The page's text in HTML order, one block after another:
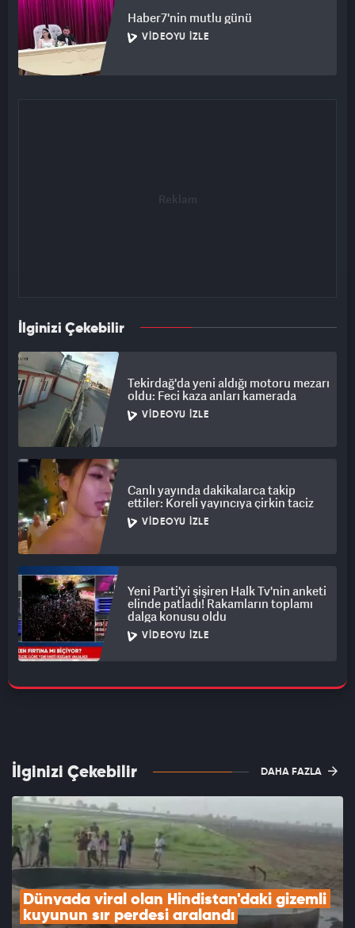
Haber7'nin mutlu günü
VIDEOYU İZLE
İlginizi Çekebilir
Tekirdağ'da yeni aldığı motoru mezarı
oldu: Feci kaza anları kamerada
VIDEOYU İZLE
Canlı yayında dakikalarca takip
ettiler: Koreli yayıncıya çirkin taciz
VIDEOYU İZLE
Yeni Parti'yi şişiren Halk Tv'nin anketi
elinde patladı! Rakamların toplamı
dalga konusu oldu
VIDEOYU İZLE
İlginizi Çekebilir DAHA FAZLA
Dünyada viral olan Hindistan'daki gizemli
kuyunun sır perdesi aralandı